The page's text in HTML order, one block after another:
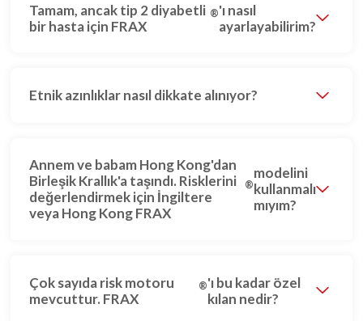
Tamam, ancak tip 2 diyabetli
bir hasta için FRAX
®'ı nasıl
ayarlayabilirim?
Etnik azınlıklar nasıl dikkate alınıyor?
Annem ve babam Hong Kong'dan
Birleşik Krallık'a taşındı. Risklerini
değerlendirmek için İngiltere
veya Hong Kong FRAX
®
modelini
kullanmalı
mıyım?
Çok sayıda risk motoru
mevcuttur. FRAX
®'ı bu kadar özel
kılan nedir?